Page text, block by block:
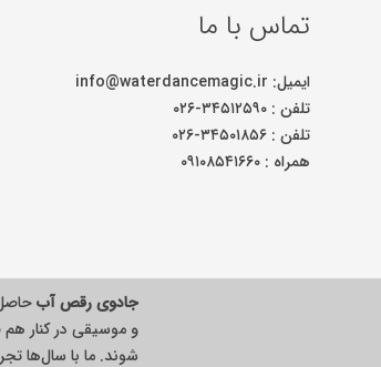
تماس با ما
ایمیل: info@waterdancemagic.ir
تلفن : ۳۴۵۱۲۵۹۰-۰۲۶
تلفن : ۳۴۵۰۱۸۵۶-۰۲۶
همراه : ۰۹۱۰۸۵۴۱۶۶۰
جادوی رقص آب
و موسیقی در کنار هم
شوند. ما با سال‌ها